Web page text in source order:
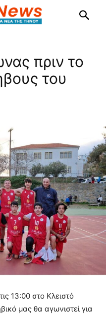
πριν το
του
13:00 στο Κλειστό
μας θα αγωνιστεί για